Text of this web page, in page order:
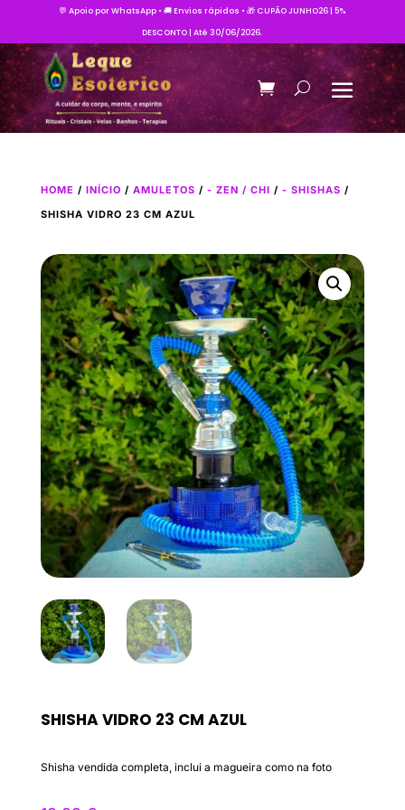
💬 Apoio por WhatsApp • 🚚 Envios rápidos • 🎁 CUPÃO JUNHO26 | 5%
DESCONTO | Até 30/06/2026.
HOME / INÍCIO / AMULETOS / - ZEN / CHI / - SHISHAS /
SHISHA VIDRO 23 CM AZUL
SHISHA VIDRO 23 CM AZUL
Shisha vendida completa, inclui a magueira como na foto